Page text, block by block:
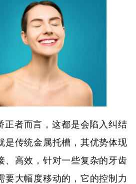
正者而言，这都是会陷入纠结
是传统金属托槽，其优势体现
、高效，针对一些复杂的牙齿
要大幅度移动的，它的控制力